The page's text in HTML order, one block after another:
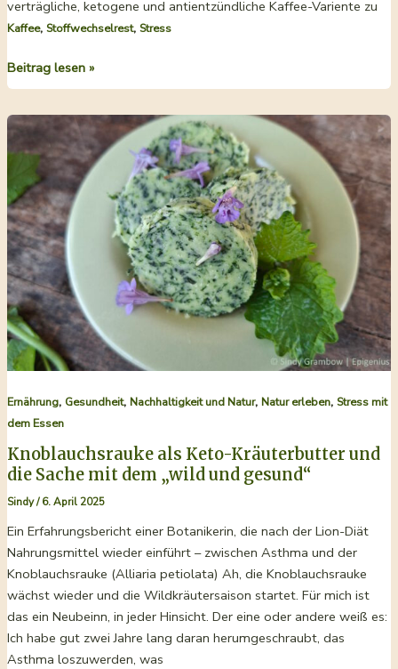
verträgliche, ketogene und antientzündliche Kaffee-Variente zu
Kaffee, Stoffwechselrest, Stress
Lupinenkaffee
als
in
der
ketogenen
Ernährung
Beitrag lesen »
Ernährung, Gesundheit, Nachhaltigkeit und Natur, Natur erleben, Stress mit
dem Essen
Knoblauchsrauke als Keto-Kräuterbutter und
die Sache mit dem „wild und gesund“
Sindy/6. April 2025
Ein Erfahrungsbericht einer Botanikerin, die nach der Lion-Diät
Nahrungsmittel wieder einführt – zwischen Asthma und der
Knoblauchsrauke (Alliaria petiolata) Ah, die Knoblauchsrauke
wächst wieder und die Wildkräutersaison startet. Für mich ist
das ein Neubeinn, in jeder Hinsicht. Der eine oder andere weiß es:
Ich habe gut zwei Jahre lang daran herumgeschraubt, das
Asthma loszuwerden, was